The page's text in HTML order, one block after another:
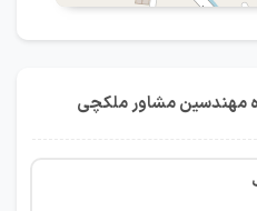
مهندسین مشاور ملکچی